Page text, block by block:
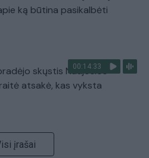
ką būtina pasikalbėti
00:14:33
skųstis Naujosios
atsakė, kas vyksta
įrašai